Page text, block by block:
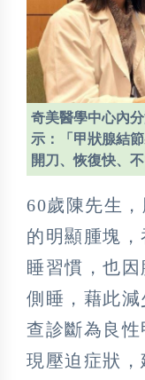
奇美醫學中心內
示：「甲狀腺結
開刀、恢復快、
60歲陳先生
的明顯腫塊
睡習慣，也
側睡，藉此
查診斷為良
現壓迫症狀